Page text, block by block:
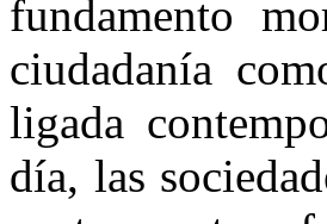
fundamento
ciudadanía
ligada
día, las